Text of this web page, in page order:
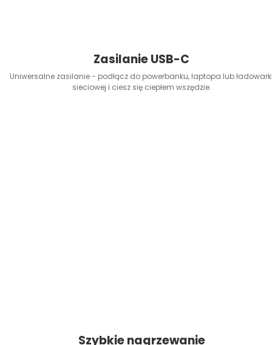
Zasilanie USB-C
Uniwersalne zasilanie - podłącz do powerbanku, laptopa lub
sieciowej i ciesz się ciepłem wszędzie.
Szybkie nagrzewanie